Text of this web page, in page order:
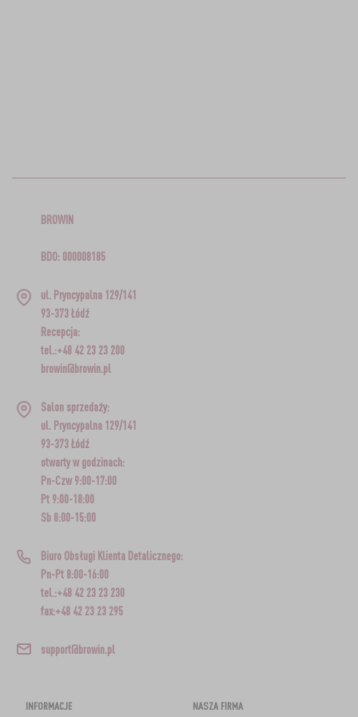
BROWIN
BDO: 000008185
ul. Pryncypalna 129/141
93-373 Łódź
Recepcja:
tel.:+48 42 23 23 200
browin@browin.pl
Salon sprzedaży:
ul. Pryncypalna 129/141
93-373 Łódź
otwarty w godzinach:
Pn-Czw 9:00-17:00
Pt 9:00-18:00
Sb 8:00-15:00
Biuro Obsługi Klienta Detalicznego:
Pn-Pt 8:00-16:00
tel.:+48 42 23 23 230
fax:+48 42 23 23 295
support@browin.pl
INFORMACJE NASZA FIRMA